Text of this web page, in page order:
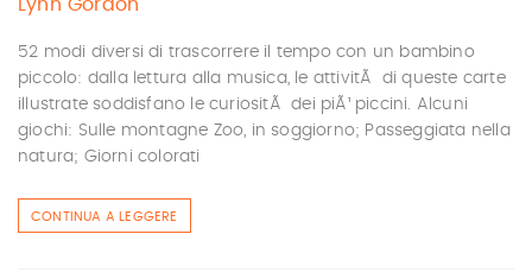
Lynn Gordon
52 modi diversi di trascorrere il tempo con un bambino
piccolo: dalla lettura alla musica, le attivitÃ di queste carte
illustrate soddisfano le curiositÃ dei piÃ¹ piccini. Alcuni
giochi: Sulle montagne Zoo, in soggiorno; Passeggiata nella
natura; Giorni colorati
CONTINUA A LEGGERE